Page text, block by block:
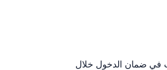
في ضمان الدخول خلال